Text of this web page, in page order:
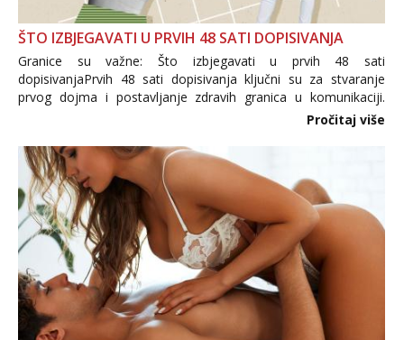
ŠTO IZBJEGAVATI U PRVIH 48 SATI DOPISIVANJA
Granice su važne: Što izbjegavati u prvih 48 sati
dopisivanjaPrvih 48 sati dopisivanja ključni su za stvaranje
prvog dojma i postavljanje zdravih granica u komunikaciji.
Važno je izbjeći prebrzo otkrivanje osobnih ili intimnih
informacija, jer nepoznata osoba još nije zaslužila to
povjerenje. Takođe...
Pročitaj više